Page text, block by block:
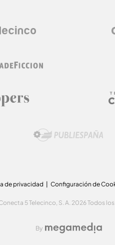
de privacidad Configuración de
5 Telecinco, S. A. 2026 Todos
By